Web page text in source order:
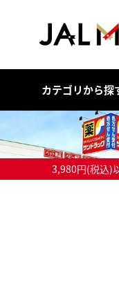
カテゴリから探
3,980円(税込)